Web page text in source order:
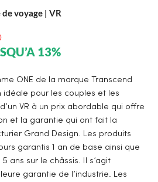
de voyage | VR
13%
ONE de la marque Transcend
pour les couples et les
VR à un prix abordable qui offre
et la garantie qui ont fait la
Grand Design. Les produits
garantis 1 an de base ainsi que
ans sur le châssis. Il s’agit
garantie de l’industrie. Les